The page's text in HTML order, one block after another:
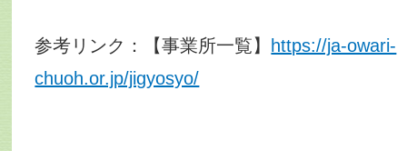
参考リンク：【事業所一覧】
https://ja-owari-
chuoh.or.jp/jigyosyo/